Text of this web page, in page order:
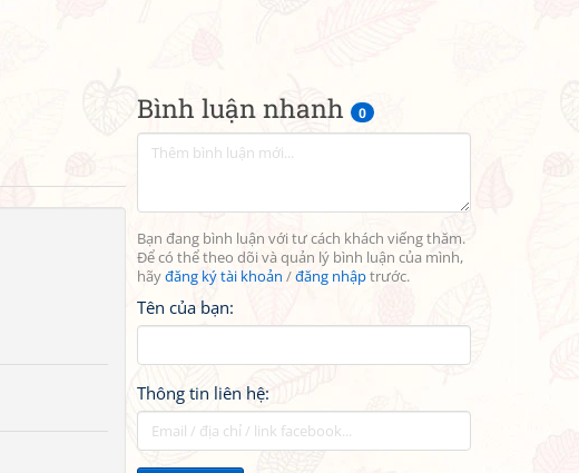
Bình luận nhanh 0
Bạn đang bình luận với tư cách khách viếng thăm.
Để có thể theo dõi và quản lý bình luận của mình,
hãyđăng ký tài khoản /đăng nhậptrước.
Tên của bạn:
Thông tin liên hệ: